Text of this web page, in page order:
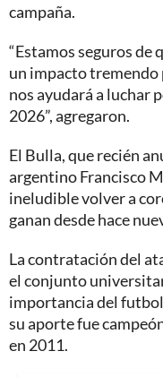
campaña.
“Estamos seguros de
un impacto tremendo
nos ayudará a luchar
2026”, agregaron.
El Bulla, que recién
argentino Francisco
ineludible volver a
ganan desde hace
La contratación del
el conjunto
importancia del
su aporte fue
en 2011.